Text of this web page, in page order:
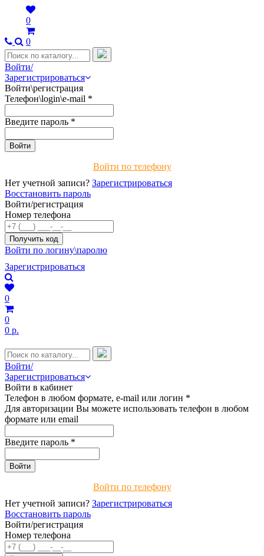
0
0
Войти/
Зарегистрироваться
Войти\регистрация
Телефон\login\e-mail *
Введите пароль *
Войти по телефону
Нет учетной записи? Зарегистрироваться
Восстановить пароль
Войти/регистрация
Номер телефона
Войти по логину\паролю
Зарегистрироваться
0
0
0 р.
Войти/
Зарегистрироваться
Войти в кабинет
Телефон в любом формате, e-mail или логин *
Для авторизации Вы можете использовать телефон в любом
формате или email
Введите пароль *
Войти по телефону
Нет учетной записи? Зарегистрироваться
Восстановить пароль
Войти/регистрация
Номер телефона